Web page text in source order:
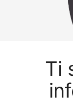
Ti